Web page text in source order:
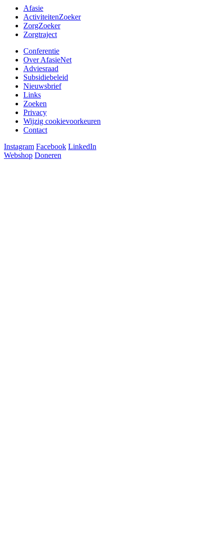
Afasie
ActiviteitenZoeker
ZorgZoeker
Zorgtraject
Conferentie
Over AfasieNet
Adviesraad
Subsidiebeleid
Nieuwsbrief
Links
Zoeken
Privacy
Wijzig cookievoorkeuren
Contact
Instagram Facebook LinkedIn
Webshop Doneren